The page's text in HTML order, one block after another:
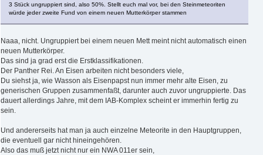
3 Stück ungruppiert sind, also 50%. Stellt euch mal vor, bei den Steinmeteoriten
würde jeder zweite Fund von einem neuen Mutterkörper stammen
Naaa, nicht. Ungruppiert bei einem neuen Mett meint nicht automatisch einen
neuen Mutterkörper.
Das sind ja grad erst die Erstklassifikationen.
Der Panther Rei. An Eisen arbeiten nicht besonders viele,
Du siehst ja, wie Wasson als Eisenpapst nun immer mehr alte Eisen, zu
generischen Gruppen zusammenfaßt, darunter auch zuvor ungruppierte. Das
dauert allerdings Jahre, mit dem IAB-Komplex scheint er immerhin fertig zu
sein.
Und andererseits hat man ja auch einzelne Meteorite in den Hauptgruppen,
die eventuell gar nicht hineingehören.
Also das muß jetzt nicht nur ein NWA 011er sein,